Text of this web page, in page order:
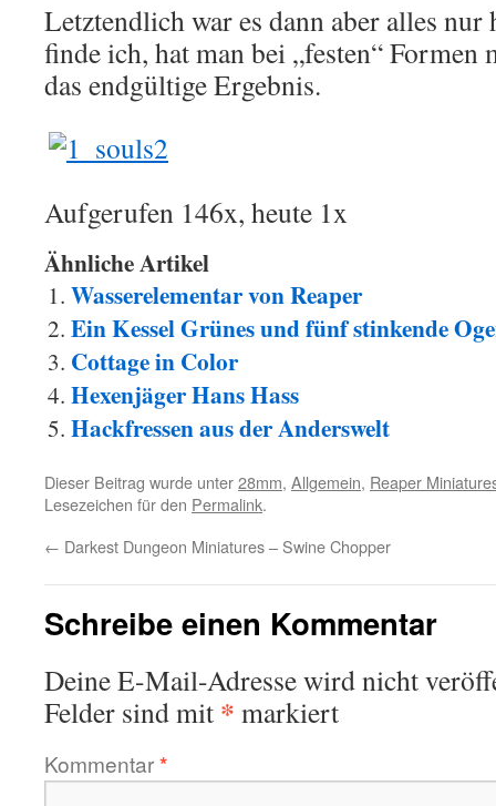
Letztendlich war es dann aber alles
finde ich, hat man bei „festen“
das endgültige Ergebnis.
Aufgerufen 146x, heute 1x
Ähnliche Artikel
Wasserelementar von Reaper
Ein Kessel Grünes und fünf stinkende
Cottage in Color
Hexenjäger Hans Hass
Hackfressen aus der Anderswelt
Dieser Beitrag wurde unter28mm, Allgemein, Reaper
Lesezeichen für den Permalink.
← Darkest Dungeon Miniatures – Swine Chopper
Schreibe einen Kommentar
Deine E-Mail-Adresse wird nicht
Felder sind mit * markiert
Kommentar*